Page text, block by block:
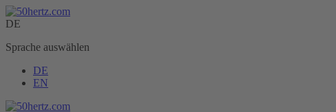
DE
Sprache auswählen
DE
EN